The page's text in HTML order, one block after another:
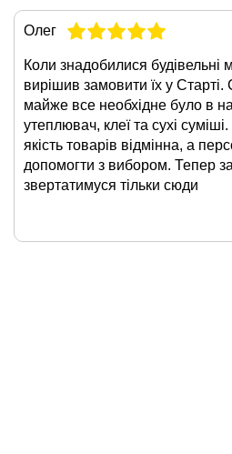
Олег
Коли знадобилися будівельні
вирішив замовити їх у
майже все необхідне було в
утеплювач, клеї та сухі
якість товарів відмінна, а
допомогти з вибором. Тепер
звертатимуся тільки сюди